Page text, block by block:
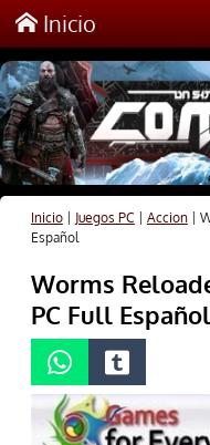
Inicio
Inicio| Juegos PC Accion|
Español
Worms
PC Full Español